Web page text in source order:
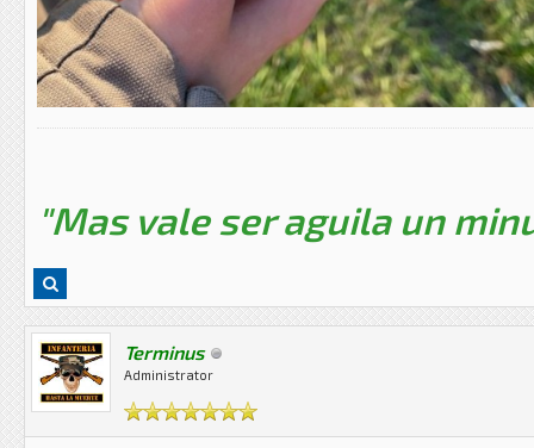
"Mas vale ser aguila un
Terminus
Administrator